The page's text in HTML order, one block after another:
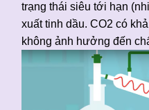
trạng thái siêu tới hạn
xuất tinh dầu. CO2 có
không ảnh hưởng đến